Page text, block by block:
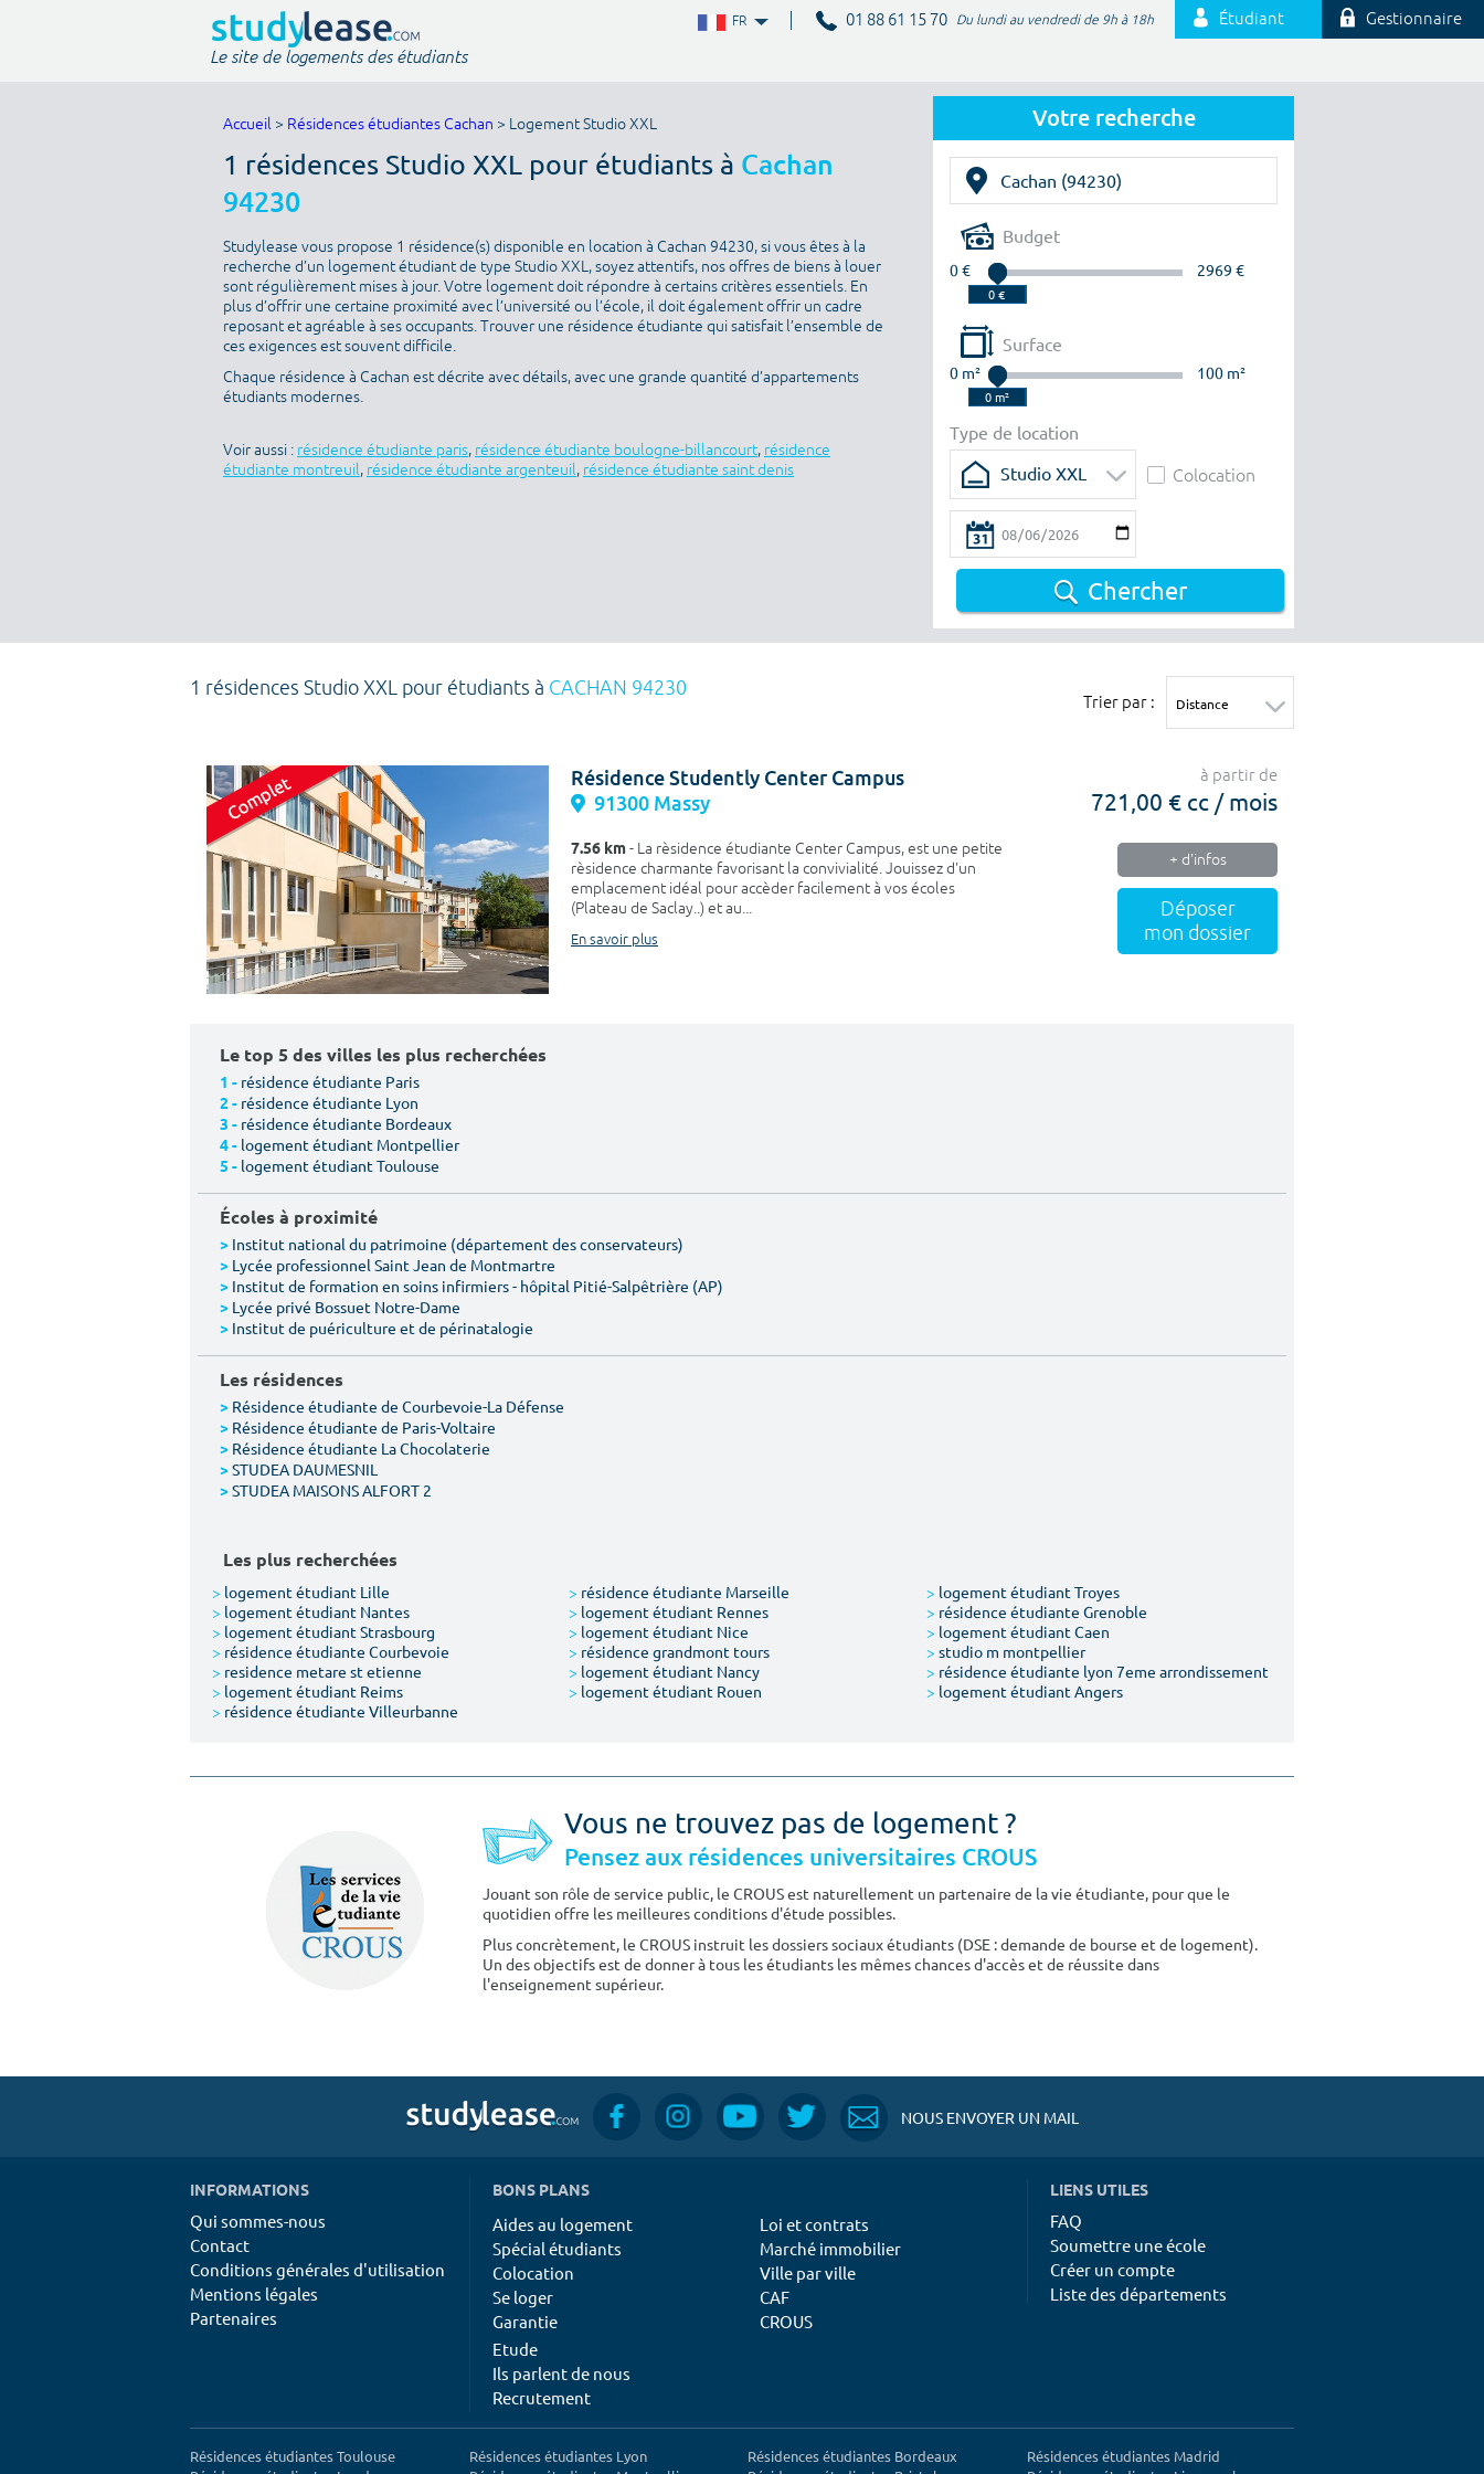
FR 01 88 61 15 70 Du lundi au vendredi de 9h à 18h Étudiant Gestionnaire
Le site de logements des étudiants
Votre recherche
Budget
0 € 2969 €
Surface
0 m² 100 m²
Type de location
Studio XXL
Colocation
Chercher
Accueil > Résidences étudiantes Cachan > Logement Studio XXL
1 résidences Studio XXL pour étudiants à Cachan
94230
Studylease vous propose 1 résidence(s) disponible en location à Cachan 94230, si vous êtes à la
recherche d’un logement étudiant de type Studio XXL, soyez attentifs, nos offres de biens à louer
sont régulièrement mises à jour. Votre logement doit répondre à certains critères essentiels. En
plus d’offrir une certaine proximité avec l’université ou l’école, il doit également offrir un cadre
reposant et agréable à ses occupants. Trouver une résidence étudiante qui satisfait l’ensemble de
ces exigences est souvent difficile.
Chaque résidence à Cachan est décrite avec détails, avec une grande quantité d’appartements
étudiants modernes.
Voir aussi : résidence étudiante paris, résidence étudiante boulogne-billancourt, résidence
étudiante montreuil, résidence étudiante argenteuil, résidence étudiante saint denis
1 résidences Studio XXL pour étudiants à CACHAN 94230
Trier par :
Résidence Studently Center Campus
91300 Massy
7.56 km- La rèsidence étudiante Center Campus, est une petite
rèsidence charmante favorisant la convivialité. Jouissez d'un
emplacement idéal pour accèder facilement à vos écoles
(Plateau de Saclay..) et au...
En savoir plus
à partir de
721,00 € cc / mois
+ d'infos
Déposer
mon dossier
Le top 5 des villes les plus recherchées
1 - résidence étudiante Paris
2 - résidence étudiante Lyon
3 - résidence étudiante Bordeaux
4 - logement étudiant Montpellier
5 - logement étudiant Toulouse
Écoles à proximité
> Institut national du patrimoine (département des conservateurs)
> Lycée professionnel Saint Jean de Montmartre
> Institut de formation en soins infirmiers - hôpital Pitié-Salpêtrière (AP)
> Lycée privé Bossuet Notre-Dame
> Institut de puériculture et de périnatalogie
Les résidences
> Résidence étudiante de Courbevoie-La Défense
> Résidence étudiante de Paris-Voltaire
> Résidence étudiante La Chocolaterie
>STUDEA DAUMESNIL
>STUDEA MAISONS ALFORT 2
Les plus recherchées
> logement étudiant Lille > résidence étudiante Marseille > logement étudiant Troyes
> logement étudiant Nantes > logement étudiant Rennes > résidence étudiante Grenoble
> logement étudiant Strasbourg > logement étudiant Nice > logement étudiant Caen
> résidence étudiante Courbevoie > résidence grandmont tours > studio m montpellier
> residence metare st etienne > logement étudiant Nancy > résidence étudiante lyon 7eme arrondissement
> logement étudiant Reims > logement étudiant Rouen > logement étudiant Angers
> résidence étudiante Villeurbanne
Vous ne trouvez pas de logement ?
Pensez aux résidences universitaires CROUS
Jouant son rôle de service public, le CROUS est naturellement un partenaire de la vie étudiante, pour que le
quotidien offre les meilleures conditions d'étude possibles.
Plus concrètement, le CROUS instruit les dossiers sociaux étudiants (DSE : demande de bourse et de logement).
Un des objectifs est de donner à tous les étudiants les mêmes chances d'accès et de réussite dans
l'enseignement supérieur.
NOUS ENVOYER UN MAIL
INFORMATIONS
Qui sommes-nous
Contact
Conditions générales d'utilisation
Mentions légales
Partenaires
BONS PLANS
Aides au logement
Spécial étudiants
Colocation
Se loger
Garantie
Loi et contrats
Marché immobilier
Ville par ville
CAF
CROUS
Etude
Ils parlent de nous
Recrutement
LIENS UTILES
FAQ
Soumettre une école
Créer un compte
Liste des départements
Résidences étudiantes Toulouse
Résidences étudiantes Lyon
Résidences étudiantes Bordeaux
Résidences étudiantes Madrid